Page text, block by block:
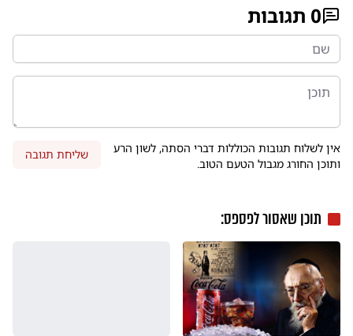
0 תגובות
אין לשלוח תגובות הכוללות דברי הסתה, לשון הרע
ותוכן החורג מגבול הטעם הטוב.
שליחת תגובה
תוכן שאסור לפספס: